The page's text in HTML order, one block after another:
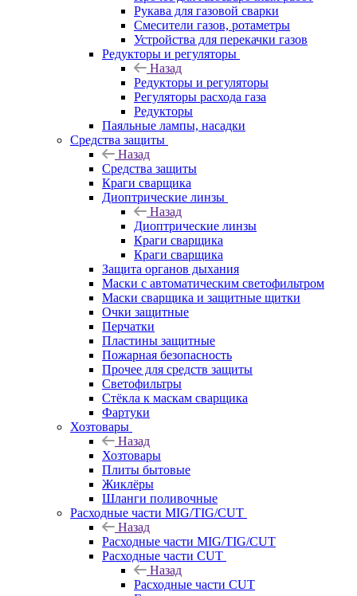
Рукава для газовой сварки
Смесители газов, ротаметры
Устройства для перекачки газов
Редукторы и регуляторы
Назад
Редукторы и регуляторы
Регуляторы расхода газа
Редукторы
Паяльные лампы, насадки
Средства защиты
Назад
Средства защиты
Краги сварщика
Диоптрические линзы
Назад
Диоптрические линзы
Краги сварщика
Краги сварщика
Защита органов дыхания
Маски с автоматическим светофильтром
Маски сварщика и защитные щитки
Очки защитные
Перчатки
Пластины защитные
Пожарная безопасность
Прочее для средств защиты
Светофильтры
Стёкла к маскам сварщика
Фартуки
Хозтовары
Назад
Хозтовары
Плиты бытовые
Жиклёры
Шланги поливочные
Расходные части MIG/TIG/CUT
Назад
Расходные части MIG/TIG/CUT
Расходные части CUT
Назад
Расходные части CUT